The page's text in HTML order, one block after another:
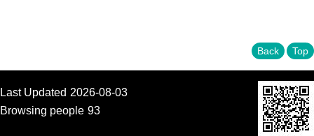
.
r
o
g
Back Top
Last Updated 2026-08-03
Browsing people 93